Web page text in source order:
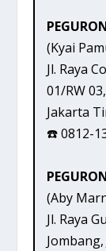
(Kyai
Jl. Raya
01/RW
Jakarta
☎️ 0812-
(Aby
Jl. Raya